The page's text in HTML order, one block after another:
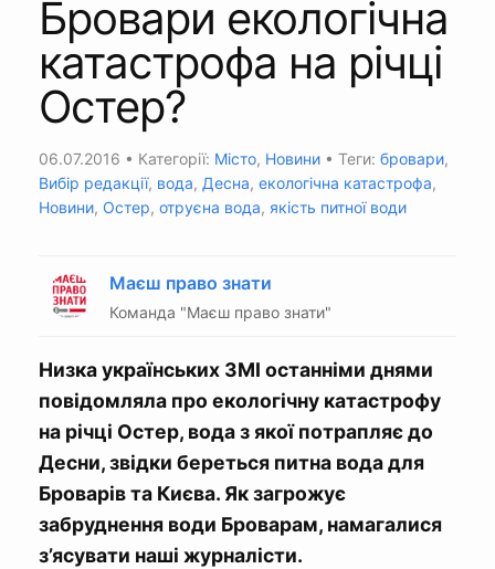
Бровари екологічна
катастрофа на річці
Остер?
06.07.2016 • Категорії: Місто, Новини • Теги: бровари,
Вибір редакції, вода, Десна, екологічна катастрофа,
Новини, Остер, отруєна вода, якість питної води
Маєш право знати
Команда "Маєш право знати"
Низка українських ЗМІ останніми днями
повідомляла про екологічну катастрофу
на річці Остер, вода з якої потрапляє до
Десни, звідки береться питна вода для
Броварів та Києва. Як загрожує
забруднення води Броварам, намагалися
з’ясувати наші журналісти.